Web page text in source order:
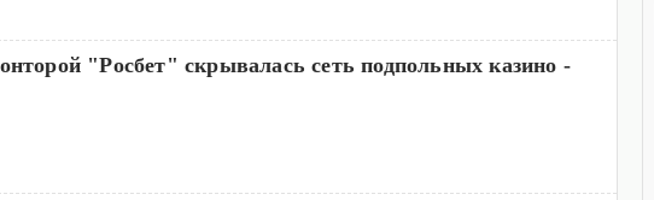
"Росбет" скрывалась сеть подпольных казино -